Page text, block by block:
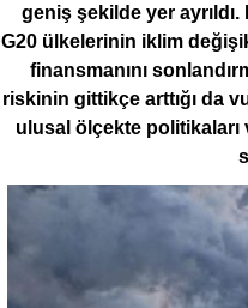
geniş şekilde yer
G20 ülkelerinin iklim
finansmanını
riskinin gittikçe arttığı da
ulusal ölçekte